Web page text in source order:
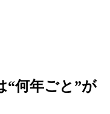
“何年ごと”が